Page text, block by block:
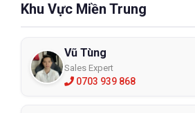
Khu Vực Miền Trung
Vũ Tùng
Sales Expert
0703 939 868